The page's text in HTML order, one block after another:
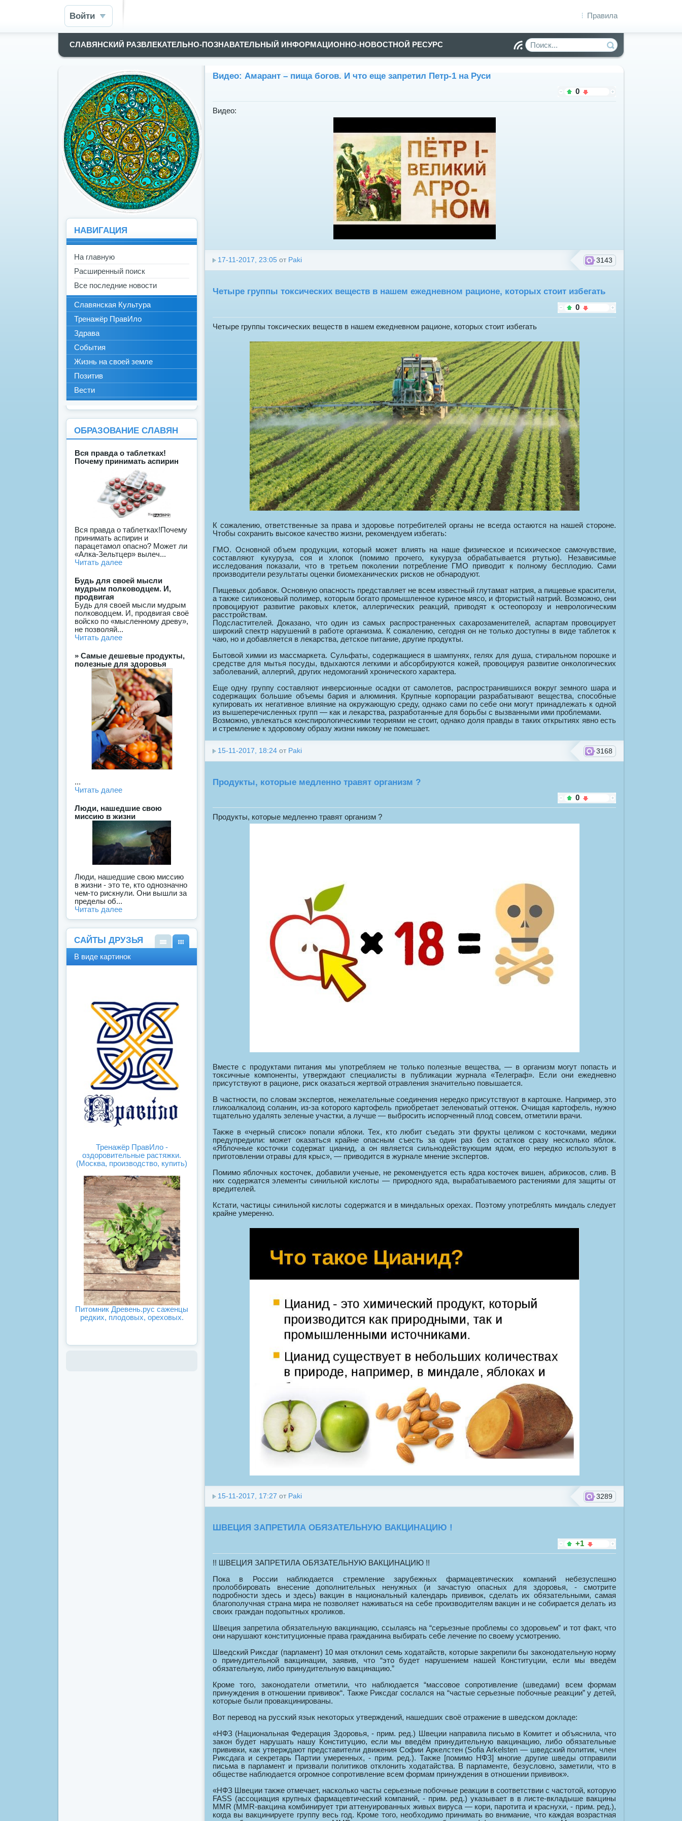
Правила
Войти
СЛАВЯНСКИЙ РАЗВЛЕКАТЕЛЬНО-ПОЗНАВАТЕЛЬНЫЙ ИНФОРМАЦИОННО-НОВОСТНОЙ РЕСУРС
Видео: Амарант – пища богов. И что еще запретил Петр-1 на Руси
0
Видео:
3143
17-11-2017, 23:05 от Paki
Четыре группы токсических веществ в нашем ежедневном рационе, которых стоит избегать
0
Четыре группы токсических веществ в нашем ежедневном рационе, которых стоит избегать
К сожалению, ответственные за права и здоровье потребителей органы не всегда остаются на нашей стороне.
Чтобы сохранить высокое качество жизни, рекомендуем избегать:
ГМО. Основной объем продукции, который может влиять на наше физическое и психическое самочувствие,
составляют кукуруза, соя и хлопок (помимо прочего, кукуруза обрабатывается ртутью). Независимые
исследования показали, что в третьем поколении потребление ГМО приводит к полному бесплодию. Сами
производители результаты оценки биомеханических рисков не обнародуют.
Пищевых добавок. Основную опасность представляет не всем известный глутамат натрия, а пищевые красители,
а также силиконовый полимер, которым богато промышленное куриное мясо, и фтористый натрий. Возможно, они
провоцируют развитие раковых клеток, аллергических реакций, приводят к остеопорозу и неврологическим
расстройствам.
Подсластителей. Доказано, что один из самых распространенных сахарозаменителей, аспартам провоцирует
широкий спектр нарушений в работе организма. К сожалению, сегодня он не только доступны в виде таблеток к
чаю, но и добавляется в лекарства, детское питание, другие продукты.
Бытовой химии из массмаркета. Сульфаты, содержащиеся в шампунях, гелях для душа, стиральном порошке и
средстве для мытья посуды, вдыхаются легкими и абсорбируются кожей, провоцируя развитие онкологических
заболеваний, аллергий, других недомоганий хронического характера.
Еще одну группу составляют инверсионные осадки от самолетов, распространившихся вокруг земного шара и
содержащих большие объемы бария и алюминия. Крупные корпорации разрабатывают вещества, способные
купировать их негативное влияние на окружающую среду, однако сами по себе они могут принадлежать к одной
из вышеперечисленных групп — как и лекарства, разработанные для борьбы с вызванными ими проблемами.
Возможно, увлекаться конспирологическими теориями не стоит, однако доля правды в таких открытиях явно есть
и стремление к здоровому образу жизни никому не помешает.
3168
15-11-2017, 18:24 от Paki
Продукты, которые медленно травят организм ?
0
Продукты, которые медленно травят организм ?
Вместе с продуктами питания мы употребляем не только полезные вещества, — в организм могут попасть и
токсичные компоненты, утверждают специалисты в публикации журнала «Телеграф». Если они ежедневно
присутствуют в рационе, риск оказаться жертвой отравления значительно повышается.
В частности, по словам экспертов, нежелательные соединения нередко присутствуют в картошке. Например, это
гликоалкалоид соланин, из-за которого картофель приобретает зеленоватый оттенок. Очищая картофель, нужно
тщательно удалять зеленые участки, а лучше — выбросить испорченный плод совсем, отметили врачи.
Также в «черный список» попали яблоки. Тех, кто любит съедать эти фрукты целиком с косточками, медики
предупредили: может оказаться крайне опасным съесть за один раз без остатков сразу несколько яблок.
«Яблочные косточки содержат цианид, а он является сильнодействующим ядом, его нередко используют в
приготовлении отравы для крыс», — приводится в журнале мнение экспертов.
Помимо яблочных косточек, добавили ученые, не рекомендуется есть ядра косточек вишен, абрикосов, слив. В
них содержатся элементы синильной кислоты — природного яда, вырабатываемого растениями для защиты от
вредителей.
Кстати, частицы синильной кислоты содержатся и в миндальных орехах. Поэтому употреблять миндаль следует
крайне умеренно.
3289
15-11-2017, 17:27 от Paki
ШВЕЦИЯ ЗАПРЕТИЛА ОБЯЗАТЕЛЬНУЮ ВАКЦИНАЦИЮ !
+1
!! ШВЕЦИЯ ЗАПРЕТИЛА ОБЯЗАТЕЛЬНУЮ ВАКЦИНАЦИЮ !!
Пока в России наблюдается стремление зарубежных фармацевтических компаний небезуспешно
пролоббировать внесение дополнительных ненужных (и зачастую опасных для здоровья, - смотрите
подробности здесь и здесь) вакцин в национальный календарь прививок, сделать их обязательными, самая
благополучная страна мира не позволяет наживаться на себе производителям вакцин и не собирается делать из
своих граждан подопытных кроликов.
Швеция запретила обязательную вакцинацию, ссылаясь на “серьезные проблемы со здоровьем” и тот факт, что
они нарушают конституционные права гражданина выбирать себе лечение по своему усмотрению.
Шведский Риксдаг (парламент) 10 мая отклонил семь ходатайств, которые закрепили бы законодательную норму
о принудительной вакцинации, заявив, что “это будет нарушением нашей Конституции, если мы введём
обязательную, либо принудительную вакцинацию.”
Кроме того, законодатели отметили, что наблюдается “массовое сопротивление (шведами) всем формам
принуждения в отношении прививок“. Также Риксдаг сослался на “частые серьезные побочные реакции” у детей,
которые были провакцинированы.
Вот перевод на русский язык некоторых утверждений, нашедших своё отражение в шведском докладе:
«НФЗ (Национальная Федерация Здоровья, - прим. ред.) Швеции направила письмо в Комитет и объяснила, что
закон будет нарушать нашу Конституцию, если мы введём принудительную вакцинацию, либо обязательные
прививки, как утверждают представители движения Софии Аркелстен (Sofia Arkelsten — шведский политик, член
Риксдага и секретарь Партии умеренных, - прим. ред.). Также [помимо НФЗ] многие другие шведы отправили
письма в парламент и призвали политиков отклонить ходатайства. В парламенте, безусловно, заметили, что в
обществе наблюдается огромное сопротивление всем формам принуждения в отношении прививок».
«НФЗ Швеции также отмечает, насколько часты серьезные побочные реакции в соответствии с частотой, которую
FASS (ассоциация крупных фармацевтический компаний, - прим. ред.) указывает в в листе-вкладыше вакцины
MMR (MMR-вакцина комбинирует три аттенуированных живых вируса — кори, паротита и краснухи, - прим. ред.),
когда вы вакцинируете группу весь год. Кроме того, необходимо принимать во внимание, что каждая возрастная
НАВИГАЦИЯ
На главную
Расширенный поиск
Все последние новости
Славянская Культура
Тренажёр ПравИло
Здрава
События
Жизнь на своей земле
Позитив
Вести
ОБРАЗОВАНИЕ СЛАВЯН
Вся правда о таблетках!
Почему принимать аспирин
Вся правда о таблетках!Почему
принимать аспирин и
парацетамол опасно? Может ли
«Алка-Зельтцер» вылеч...
Читать далее
Будь для своей мысли
мудрым полководцем. И,
продвигая
Будь для своей мысли мудрым
полководцем. И, продвигая своё
войско по «мысленному древу»,
не позволяй...
Читать далее
» Самые дешевые продукты,
полезные для здоровья
...
Читать далее
Люди, нашедшие свою
миссию в жизни
Люди, нашедшие свою миссию
в жизни - это те, кто однозначно
чем-то рискнули. Они вышли за
пределы об...
Читать далее
САЙТЫ ДРУЗЬЯ
В виде картинок
Тренажёр ПравИло -
оздоровительные растяжки.
(Москва, производство, купить)
Питомник Древень.рус саженцы
редких, плодовых, ореховых.